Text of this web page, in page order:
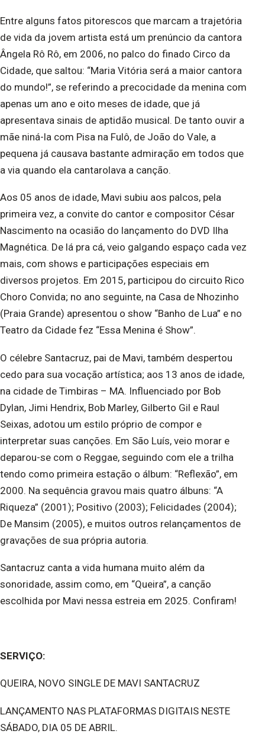
Entre alguns fatos pitorescos que marcam a trajetória
de vida da jovem artista está um prenúncio da cantora
Ângela Rô Rô, em 2006, no palco do finado Circo da
Cidade, que saltou: “Maria Vitória será a maior cantora
do mundo!”, se referindo a precocidade da menina com
apenas um ano e oito meses de idade, que já
apresentava sinais de aptidão musical. De tanto ouvir a
mãe niná-la com Pisa na Fulô, de João do Vale, a
pequena já causava bastante admiração em todos que
a via quando ela cantarolava a canção.
Aos 05 anos de idade, Mavi subiu aos palcos, pela
primeira vez, a convite do cantor e compositor César
Nascimento na ocasião do lançamento do DVD Ilha
Magnética. De lá pra cá, veio galgando espaço cada vez
mais, com shows e participações especiais em
diversos projetos. Em 2015, participou do circuito Rico
Choro Convida; no ano seguinte, na Casa de Nhozinho
(Praia Grande) apresentou o show “Banho de Lua” e no
Teatro da Cidade fez “Essa Menina é Show”.
O célebre Santacruz, pai de Mavi, também despertou
cedo para sua vocação artística; aos 13 anos de idade,
na cidade de Timbiras – MA. Influenciado por Bob
Dylan, Jimi Hendrix, Bob Marley, Gilberto Gil e Raul
Seixas, adotou um estilo próprio de compor e
interpretar suas canções. Em São Luís, veio morar e
deparou-se com o Reggae, seguindo com ele a trilha
tendo como primeira estação o álbum: “Reflexão”, em
2000. Na sequência gravou mais quatro álbuns: “A
Riqueza” (2001); Positivo (2003); Felicidades (2004);
De Mansim (2005), e muitos outros relançamentos de
gravações de sua própria autoria.
Santacruz canta a vida humana muito além da
sonoridade, assim como, em “Queira”, a canção
escolhida por Mavi nessa estreia em 2025. Confiram!
SERVIÇO:
QUEIRA, NOVO SINGLE DE MAVI SANTACRUZ
LANÇAMENTO NAS PLATAFORMAS DIGITAIS NESTE
SÁBADO, DIA 05 DE ABRIL.